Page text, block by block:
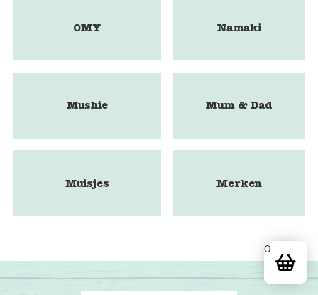
OMY Namaki
Mushie Mum & Dad
Muisjes Merken
0